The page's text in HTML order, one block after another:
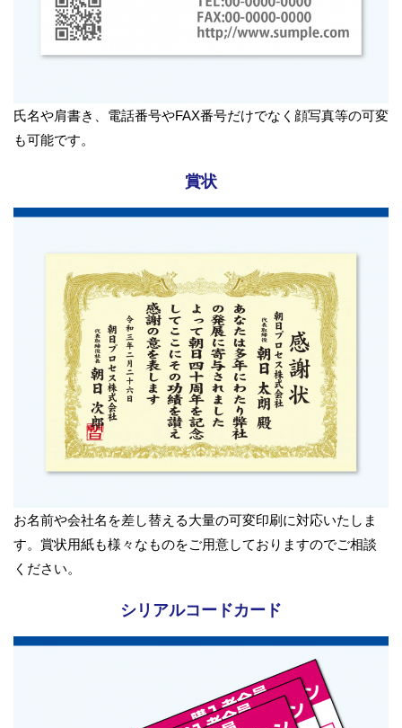
氏名や肩書き、電話番号やFAX番号だけでなく顔写真等の可変
も可能です。
賞状
お名前や会社名を差し替える大量の可変印刷に対応いたしま
す。賞状用紙も様々なものをご用意しておりますのでご相談
ください。
シリアルコードカード